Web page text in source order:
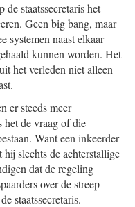
staatssecretaris het
Geen big bang, maar
systemen naast elkaar
kunnen worden. Het
het verleden niet alleen
er steeds meer
het de vraag of die
Want een inkeerder
slechts de achterstallige
dat de regeling
over de streep
staatssecretaris.